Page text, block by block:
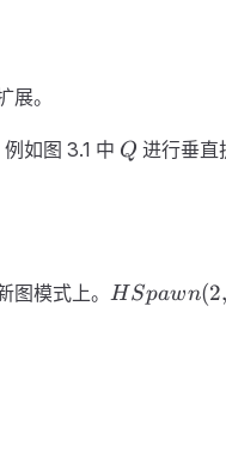
。
例如图 3.1 中 Q
Q 进行垂直
图模式上。
HSpawn
HSpawn(2,